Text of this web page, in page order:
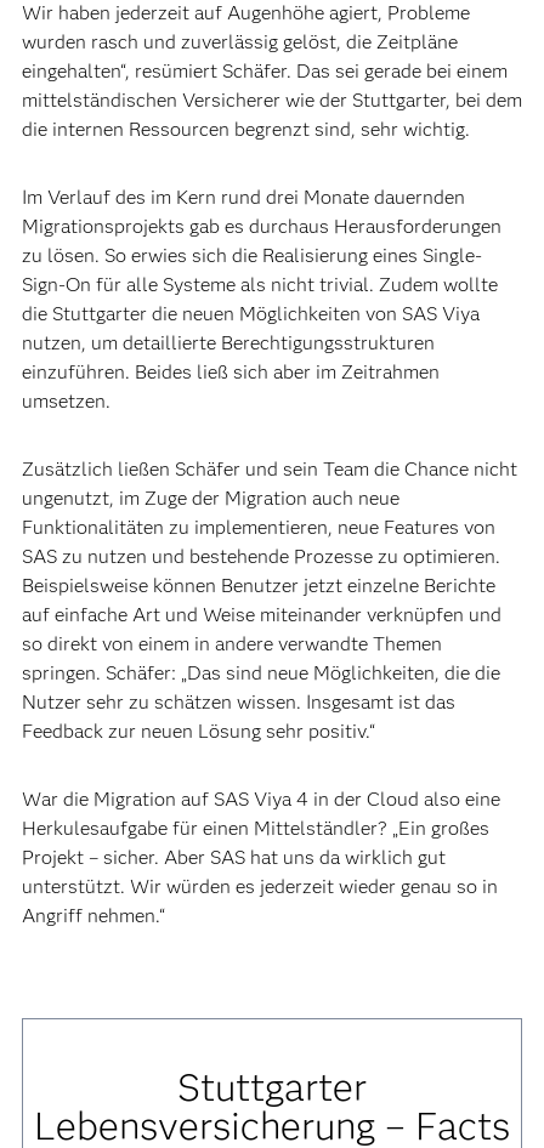
Wir haben jederzeit auf Augenhöhe agiert, Probleme
wurden rasch und zuverlässig gelöst, die Zeitpläne
eingehalten“, resümiert Schäfer. Das sei gerade bei einem
mittelständischen Versicherer wie der Stuttgarter, bei dem
die internen Ressourcen begrenzt sind, sehr wichtig.
Im Verlauf des im Kern rund drei Monate dauernden
Migrationsprojekts gab es durchaus Herausforderungen
zu lösen. So erwies sich die Realisierung eines Single-
Sign-On für alle Systeme als nicht trivial. Zudem wollte
die Stuttgarter die neuen Möglichkeiten von SAS Viya
nutzen, um detaillierte Berechtigungsstrukturen
einzuführen. Beides ließ sich aber im Zeitrahmen
umsetzen.
Zusätzlich ließen Schäfer und sein Team die Chance nicht
ungenutzt, im Zuge der Migration auch neue
Funktionalitäten zu implementieren, neue Features von
SAS zu nutzen und bestehende Prozesse zu optimieren.
Beispielsweise können Benutzer jetzt einzelne Berichte
auf einfache Art und Weise miteinander verknüpfen und
so direkt von einem in andere verwandte Themen
springen. Schäfer: „Das sind neue Möglichkeiten, die die
Nutzer sehr zu schätzen wissen. Insgesamt ist das
Feedback zur neuen Lösung sehr positiv.“
War die Migration auf SAS Viya 4 in der Cloud also eine
Herkulesaufgabe für einen Mittelständler? „Ein großes
Projekt – sicher. Aber SAS hat uns da wirklich gut
unterstützt. Wir würden es jederzeit wieder genau so in
Angriff nehmen.“
Stuttgarter
Lebensversicherung – Facts